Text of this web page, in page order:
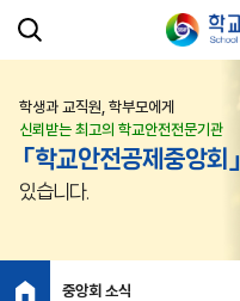
학생과 교직원, 학부모에게
신뢰받는 최고의 학교안전전문기관
「학교안전공제중앙회」
있습니다.
중앙회 소식